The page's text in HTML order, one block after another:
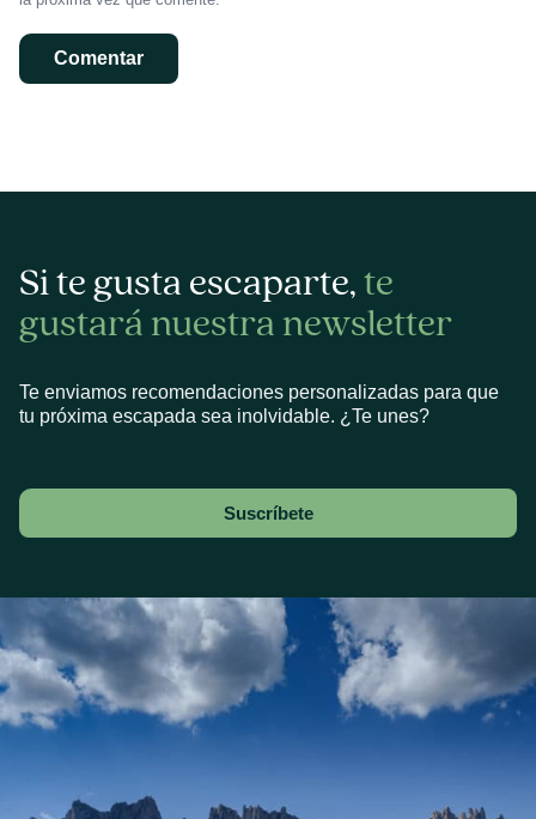
Si te gusta escaparte,te
gustará nuestra newsletter
Te enviamos recomendaciones personalizadas para que
tu próxima escapada sea inolvidable. ¿Te unes?
Suscríbete